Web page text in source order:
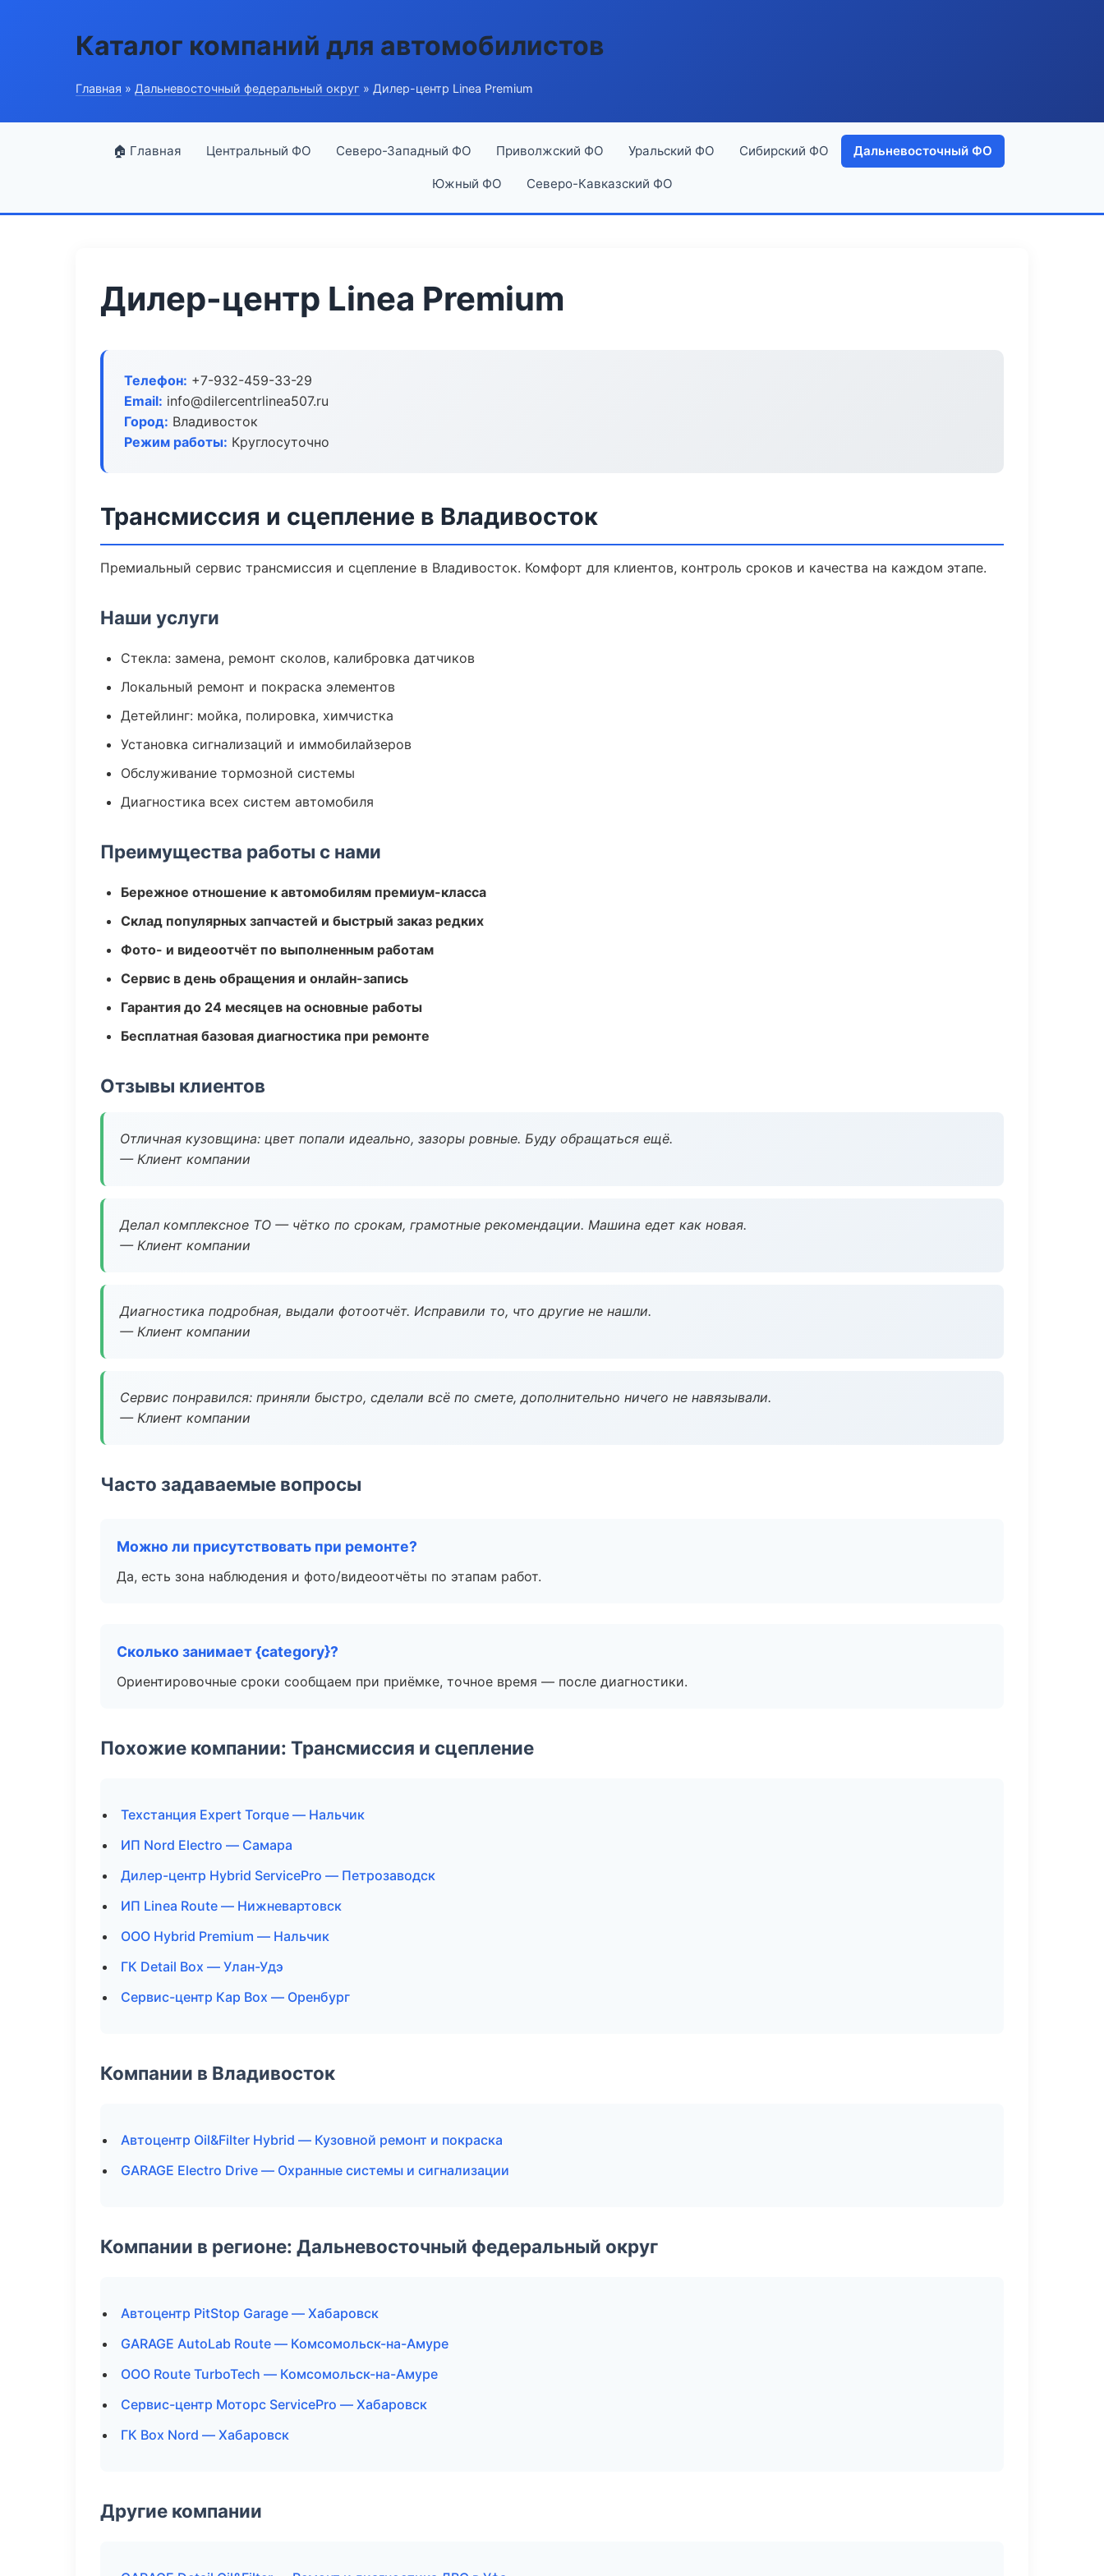
Каталог компаний для автомобилистов
Главная » Дальневосточный федеральный округ » Дилер-центр Linea Premium
🏠 Главная Центральный ФО Северо-Западный ФО Приволжский ФО Уральский ФО Сибирский ФО Дальневосточный ФО
Южный ФО Северо-Кавказский ФО
Дилер-центр Linea Premium
Телефон: +7-932-459-33-29
Email: info@dilercentrlinea507.ru
Город: Владивосток
Режим работы: Круглосуточно
Трансмиссия и сцепление в Владивосток
Премиальный сервис трансмиссия и сцепление в Владивосток. Комфорт для клиентов, контроль сроков и качества на каждом этапе.
Наши услуги
Стекла: замена, ремонт сколов, калибровка датчиков
Локальный ремонт и покраска элементов
Детейлинг: мойка, полировка, химчистка
Установка сигнализаций и иммобилайзеров
Обслуживание тормозной системы
Диагностика всех систем автомобиля
Преимущества работы с нами
Бережное отношение к автомобилям премиум-класса
Склад популярных запчастей и быстрый заказ редких
Фото- и видеоотчёт по выполненным работам
Сервис в день обращения и онлайн-запись
Гарантия до 24 месяцев на основные работы
Бесплатная базовая диагностика при ремонте
Отзывы клиентов
Отличная кузовщина: цвет попали идеально, зазоры ровные. Буду обращаться ещё.
— Клиент компании
Делал комплексное ТО — чётко по срокам, грамотные рекомендации. Машина едет как новая.
— Клиент компании
Диагностика подробная, выдали фотоотчёт. Исправили то, что другие не нашли.
— Клиент компании
Сервис понравился: приняли быстро, сделали всё по смете, дополнительно ничего не навязывали.
— Клиент компании
Часто задаваемые вопросы
Можно ли присутствовать при ремонте?
Да, есть зона наблюдения и фото/видеоотчёты по этапам работ.
Сколько занимает {category}?
Ориентировочные сроки сообщаем при приёмке, точное время — после диагностики.
Похожие компании: Трансмиссия и сцепление
Техстанция Expert Torque — Нальчик
ИП Nord Electro — Самара
Дилер-центр Hybrid ServicePro — Петрозаводск
ИП Linea Route — Нижневартовск
ООО Hybrid Premium — Нальчик
ГК Detail Box — Улан-Удэ
Сервис-центр Кар Box — Оренбург
Компании в Владивосток
Автоцентр Oil&Filter Hybrid — Кузовной ремонт и покраска
GARAGE Electro Drive — Охранные системы и сигнализации
Компании в регионе: Дальневосточный федеральный округ
Автоцентр PitStop Garage — Хабаровск
GARAGE AutoLab Route — Комсомольск-на-Амуре
ООО Route TurboTech — Комсомольск-на-Амуре
Сервис-центр Моторс ServicePro — Хабаровск
ГК Box Nord — Хабаровск
Другие компании